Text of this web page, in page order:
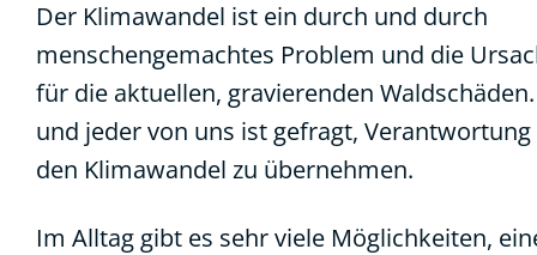
Der Klimawandel ist ein durch und durch
menschengemachtes Problem und die
für die aktuellen, gravierenden Waldschäden.
und jeder von uns ist gefragt,
den Klimawandel zu übernehmen.
Im Alltag gibt es sehr viele Möglichkeiten,